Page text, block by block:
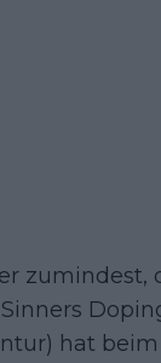
zumindest,
hat